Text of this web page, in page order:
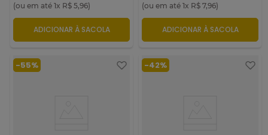
(ou em até 1x R$ 5,96)
ADICIONAR À SACOLA
(ou em até 1x R$ 7,96)
ADICIONAR À SACOLA
-55% -42%